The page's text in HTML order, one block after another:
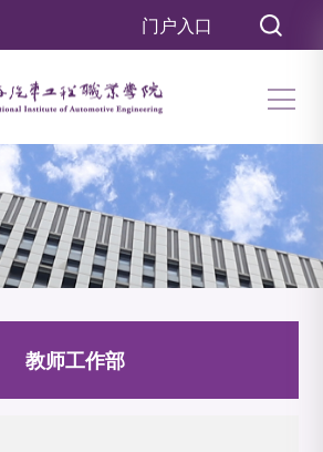
门户入口
教师工作部